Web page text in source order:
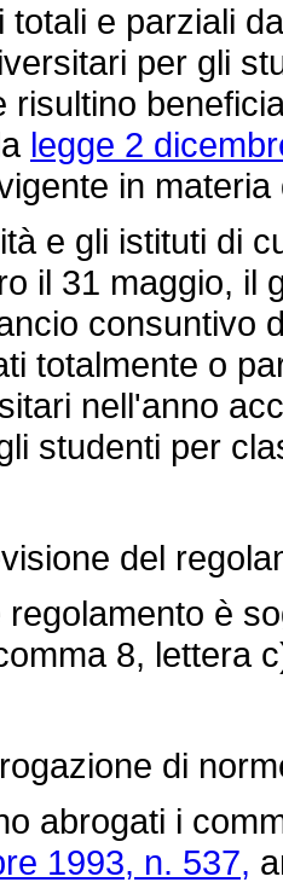
e parziali
per gli
risultino
legge 2
in
e gli istituti di
il 31 maggio, il
consuntivo
totalmente o
nell'anno
studenti per
del
è
8, lettera
di
abrogati i
1993, n. 537,